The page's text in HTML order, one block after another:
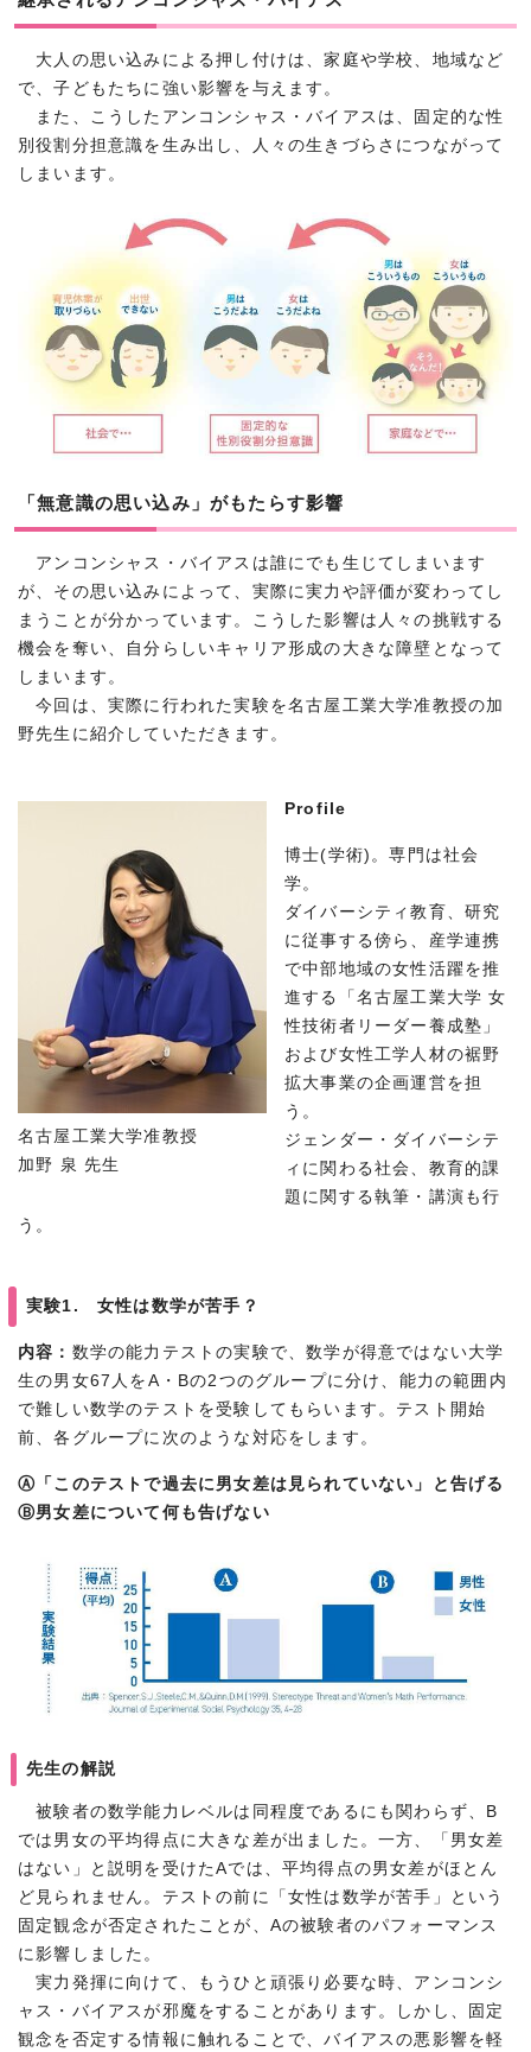
大人の思い込みによる押し付けは、家庭や学校、地域など
で、子どもたちに強い影響を与えます。
また、こうしたアンコンシャス・バイアスは、固定的な性
別役割分担意識を生み出し、人々の生きづらさにつながって
しまいます。
「無意識の思い込み」がもたらす影響
アンコンシャス・バイアスは誰にでも生じてしまいます
が、その思い込みによって、実際に実力や評価が変わってし
まうことが分かっています。こうした影響は人々の挑戦する
機会を奪い、自分らしいキャリア形成の大きな障壁となって
しまいます。
今回は、実際に行われた実験を名古屋工業大学准教授の加
野先生に紹介していただきます。
名古屋工業大学准教授
加野 泉 先生
Profile
博士(学術)。専門は社会
学。
ダイバーシティ教育、研究
に従事する傍ら、産学連携
で中部地域の女性活躍を推
進する「名古屋工業大学 女
性技術者リーダー養成塾」
および女性工学人材の裾野
拡大事業の企画運営を担
う。
ジェンダー・ダイバーシテ
ィに関わる社会、教育的課
題に関する執筆・講演も行
う。
実験1. 女性は数学が苦手？
内容： 数学の能力テストの実験で、数学が得意ではない大学
生の男女67人をA・Bの2つのグループに分け、能力の範囲内
で難しい数学のテストを受験してもらいます。テスト開始
前、各グループに次のような対応をします。
Ⓐ「このテストで過去に男女差は見られていない」と告げる
Ⓑ男女差について何も告げない
先生の解説
被験者の数学能力レベルは同程度であるにも関わらず、B
では男女の平均得点に大きな差が出ました。一方、「男女差
はない」と説明を受けたAでは、平均得点の男女差がほとん
ど見られません。テストの前に「女性は数学が苦手」という
固定観念が否定されたことが、Aの被験者のパフォーマンス
に影響しました。
実力発揮に向けて、もうひと頑張り必要な時、アンコンシ
ャス・バイアスが邪魔をすることがあります。しかし、固定
観念を否定する情報に触れることで、バイアスの悪影響を軽